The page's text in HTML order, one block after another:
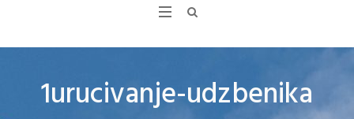
1urucivanje-udzbenika